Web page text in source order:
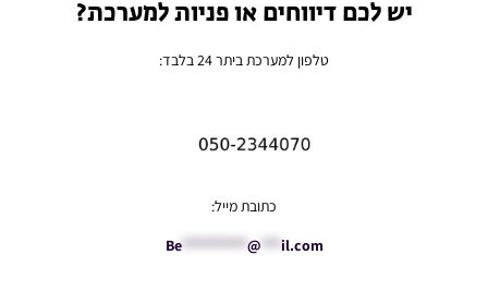
יש לכם דיווחים או פניות למערכת?
טלפון למערכת ביתר 24 בלבד:
כתובת מייל:
Be********** @ il.com